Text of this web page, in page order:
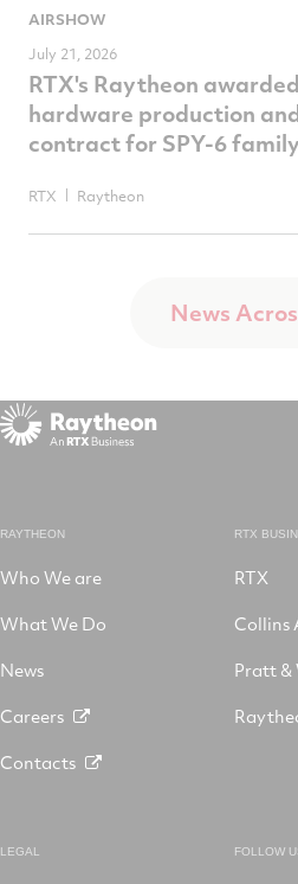
AIRSHOW
July 21, 2026
RTX's Raytheon
hardware production
contract for SPY-6
RTX Raytheon
News
RAYTHEON
Who We are
What We Do
News
Careers
Contacts
RTX
RTX
Collins
Pratt &
LEGAL FOLLOW